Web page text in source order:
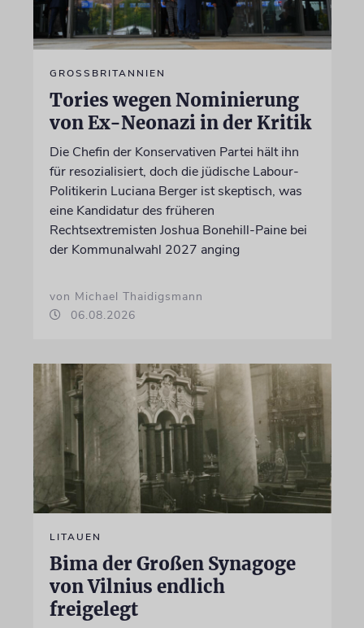
GROSSBRITANNIEN
Tories wegen Nominierung
von Ex-Neonazi in der Kritik
Die Chefin der Konservativen Partei hält ihn
für resozialisiert, doch die jüdische Labour-
Politikerin Luciana Berger ist skeptisch, was
eine Kandidatur des früheren
Rechtsextremisten Joshua Bonehill-Paine bei
der Kommunalwahl 2027 anging
von Michael Thaidigsmann
06.08.2026
LITAUEN
Bima der Großen Synagoge
von Vilnius endlich
freigelegt